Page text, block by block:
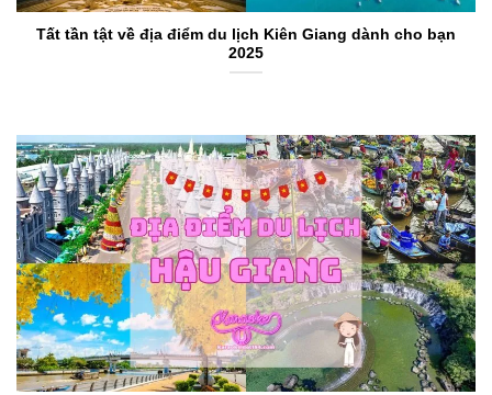
Tất tần tật về địa điểm du lịch Kiên Giang dành cho bạn
2025